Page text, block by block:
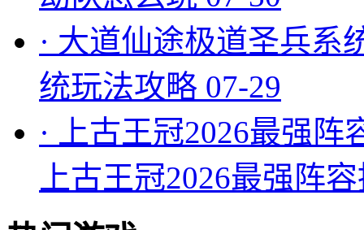
· 大道仙途极道圣兵系
统玩法攻略 07-29
·
上古王冠2026最强
上古王冠2026最强阵